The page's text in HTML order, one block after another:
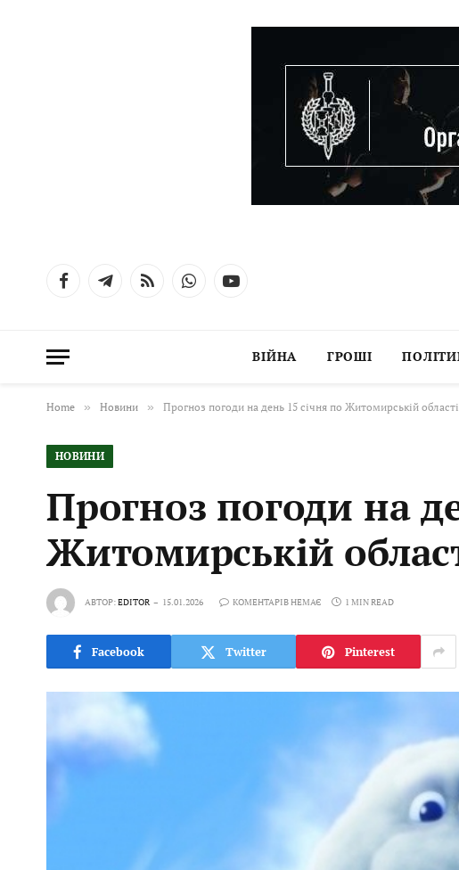
FacebookTelegramRSS WhatsAppYouTube
ВІЙНА ГРОШІ
Home » Новини » Прогноз погоди на день 15 січня по Житомирській області
НОВИНИ
Прогноз погоди на
Житомирській
АВТОР:EDITOR 15.01.2026 КОМЕНТАРІВ НЕМАЄ 1 MIN READ
Facebook Twitter Pinterest